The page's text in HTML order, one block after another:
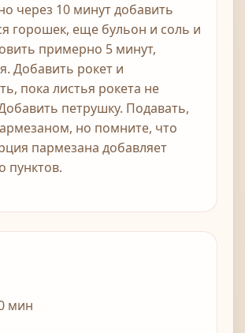
через 10 минут добавить
горошек, еще бульон и соль и
примерно 5 минут,
Добавить рокет и
пока листья рокета не
петрушку. Подавать,
но помните, что
пармезана добавляет
пунктов.
мин